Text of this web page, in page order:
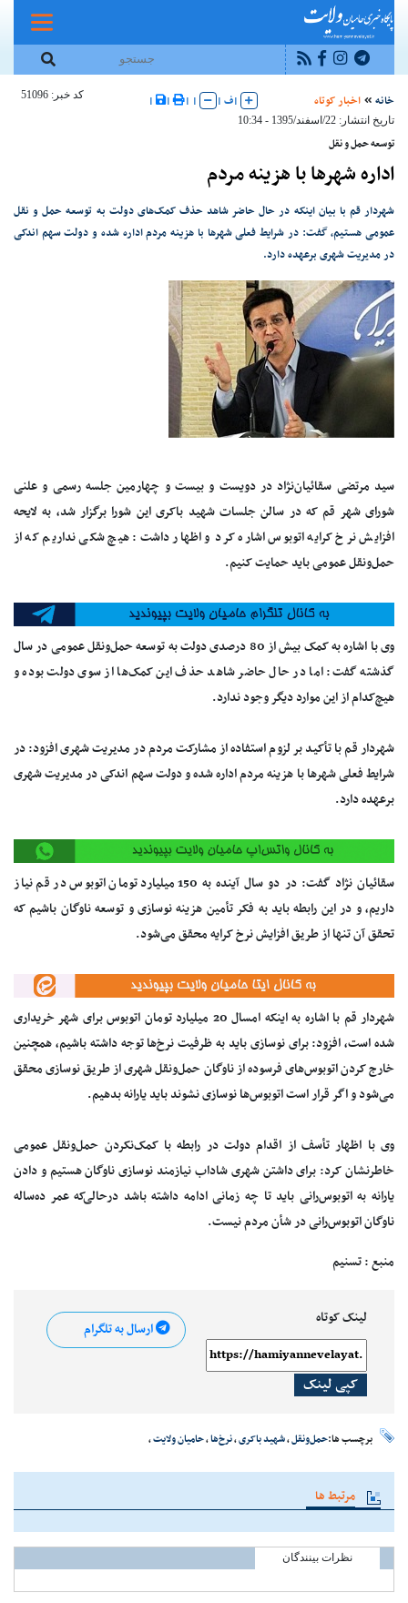
خانه اخبار کوتاه |ف |
|
|
|
|
کد خبر: 51096
تاریخ انتشار: 22/اسفند/1395 - 10:34
توسعه حمل و نقل
اداره شهرها با هزینه مردم
شهردار قم با بیان اینکه در حال حاضر شاهد حذف کمک‌های دولت به توسعه حمل و نقل
عمومی هستیم، گفت: در شرایط فعلی شهرها با هزینه مردم اداره شده و دولت سهم اندکی
در مدیریت شهری برعهده دارد.
سید مرتضی سقائیان‌نژاد در دویست و بیست و چهارمین جلسه رسمی و علنی
شورای ‌شهر قم که در سالن جلسات شهید باکری این شورا برگزار شد، به لایحه
افزایش نرخ کرایه اتوبوس اشاره کرد و اظهار داشت: هیچ شکی نداریم که از
حمل‌ونقل عمومی باید حمایت کنیم.
وی با اشاره به کمک بیش از 80 درصدی دولت به توسعه حمل‌ونقل عمومی در سال
گذشته گفت: اما در حال حاضر شاهد حذف این کمک‌ها از سوی دولت بوده و
هیچ‌کدام از این موارد دیگر وجود ندارد.
شهردار قم با تأکید بر لزوم استفاده از مشارکت مردم در مدیریت شهری افزود: در
شرایط فعلی شهرها با هزینه مردم اداره شده و دولت سهم اندکی در مدیریت شهری
برعهده دارد.
سقائیان نژاد گفت: در دو سال آینده به 150 میلیارد تومان اتوبوس در قم نیاز
داریم، و در این رابطه باید به فکر تأمین هزینه نوسازی و توسعه ناوگان باشیم که
تحقق آن تنها از طریق افزایش نرخ کرایه محقق می‌شود.
شهردار قم با اشاره به اینکه امسال 20 میلیارد تومان اتوبوس برای شهر خریداری‌
شده است، افزود: برای نوسازی باید به ظرفیت نرخ‌ها توجه داشته باشیم، همچنین
خارج کردن اتوبوس‌های فرسوده از ناوگان حمل‌ونقل شهری از طریق نوسازی محقق
می‌شود و اگر قرار است اتوبوس‌ها نوسازی نشوند باید یارانه بدهیم.
وی با اظهار تأسف از اقدام دولت در رابطه با کمک‌نکردن حمل‌ونقل عمومی
خاطرنشان کرد: برای داشتن شهری شاداب نیازمند نوسازی ناوگان هستیم و دادن
یارانه به اتوبوس‌رانی باید تا چه زمانی ادامه داشته باشد درحالی‌که عمر ده‌ساله
ناوگان اتوبوس‌رانی در شأن مردم نیست.
منبع : تسنیم
لینک کوتاه
کپی لینک
ارسال به تلگرام
برچسب ها:حمل‌ونقل،شهید باکری،نرخ‌ها،حامیان ولایت،
مرتبط ها
نظرات بینندگان